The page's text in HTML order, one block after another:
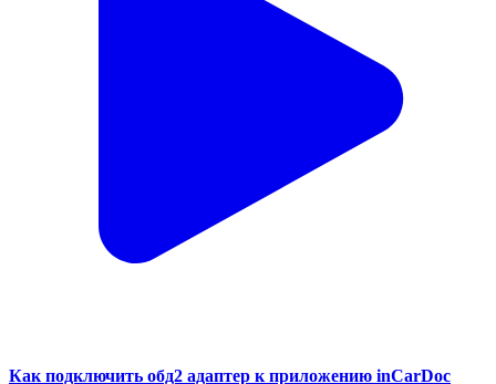
Как подключить обд2 адаптер к приложению inCarDoc